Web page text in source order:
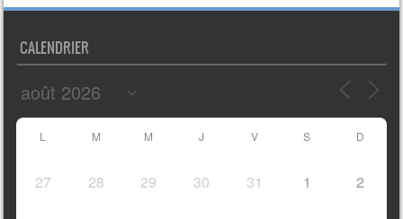
CALENDRIER
L M M J V S D
27 28 29 30 31 1 2